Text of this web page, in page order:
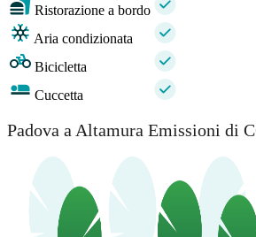
Ristorazione a bordo
Aria condizionata
Bicicletta
Cuccetta
Padova a Altamura Emissioni di